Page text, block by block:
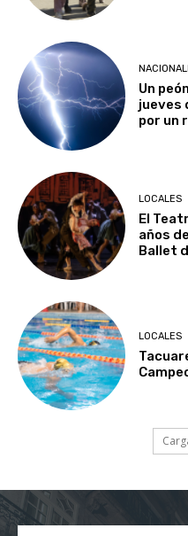
Un
jueves
por un
LOCALES
El
años
Ballet
LOCALES